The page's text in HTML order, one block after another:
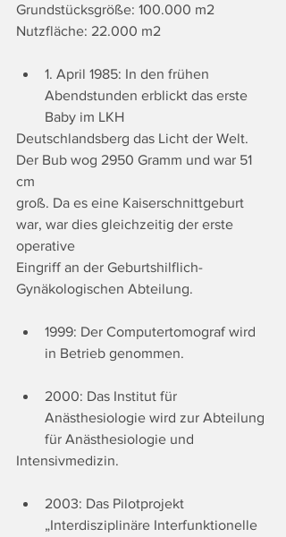
Grundstücksgröße: 100.000 m2
Nutzfläche: 22.000 m2
1. April 1985: In den frühen
Abendstunden erblickt das erste
Baby im LKH
Deutschlandsberg das Licht der Welt.
Der Bub wog 2950 Gramm und war 51
cm
groß. Da es eine Kaiserschnittgeburt
war, war dies gleichzeitig der erste
operative
Eingriff an der Geburtshilflich-
Gynäkologischen Abteilung.
1999: Der Computertomograf wird
in Betrieb genommen.
2000: Das Institut für
Anästhesiologie wird zur Abteilung
für Anästhesiologie und
Intensivmedizin.
2003: Das Pilotprojekt
„Interdisziplinäre Interfunktionelle